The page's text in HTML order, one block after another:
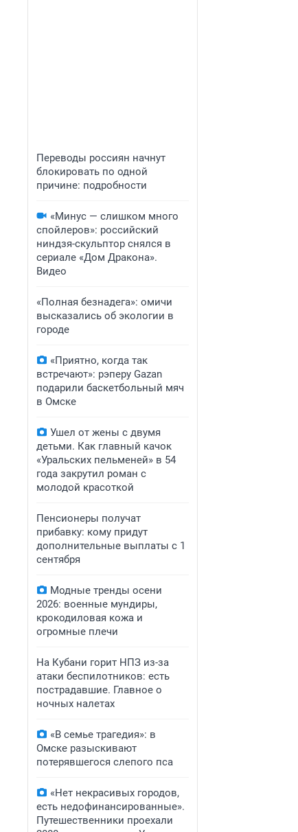
Переводы россиян начнут
блокировать по одной
причине: подробности
«Минус — слишком много
спойлеров»: российский
ниндзя-скульптор снялся в
сериале «Дом Дракона».
Видео
«Полная безнадега»: омичи
высказались об экологии в
городе
«Приятно, когда так
встречают»: рэперу Gazan
подарили баскетбольный мяч
в Омске
Ушел от жены с двумя
детьми. Как главный качок
«Уральских пельменей» в 54
года закрутил роман с
молодой красоткой
Пенсионеры получат
прибавку: кому придут
дополнительные выплаты с 1
сентября
Модные тренды осени
2026: военные мундиры,
крокодиловая кожа и
огромные плечи
На Кубани горит НПЗ из-за
атаки беспилотников: есть
пострадавшие. Главное о
ночных налетах
«В семье трагедия»: в
Омске разыскивают
потерявшегося слепого пса
«Нет некрасивых городов,
есть недофинансированные».
Путешественники проехали